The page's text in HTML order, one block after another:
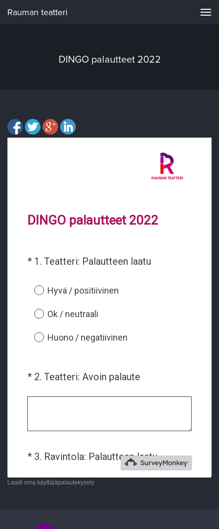
Rauman teatteri
DINGO palautteet 2022
Laadi oma käyttäjäpalautekysely